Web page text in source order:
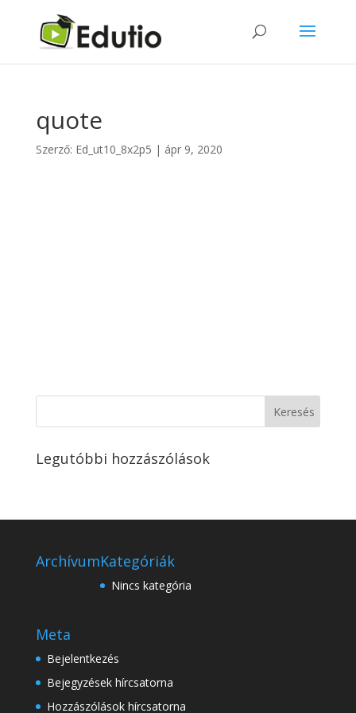
quote
Szerző: Ed_ut10_8x2p5 | ápr 9, 2020
Legutóbbi hozzászólások
ArchívumKategóriák
Nincs kategória
Meta
Bejelentkezés
Bejegyzések hírcsatorna
Hozzászólások hírcsatorna